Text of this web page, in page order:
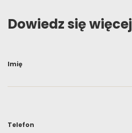
Dowiedz się więcej
Imię
Telefon